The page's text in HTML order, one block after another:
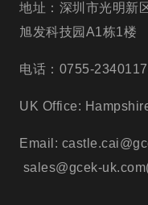
地址：深圳市光明新
旭发科技园A1栋1楼
电话：0755-
UK Office:
Email:
sales@gcek-